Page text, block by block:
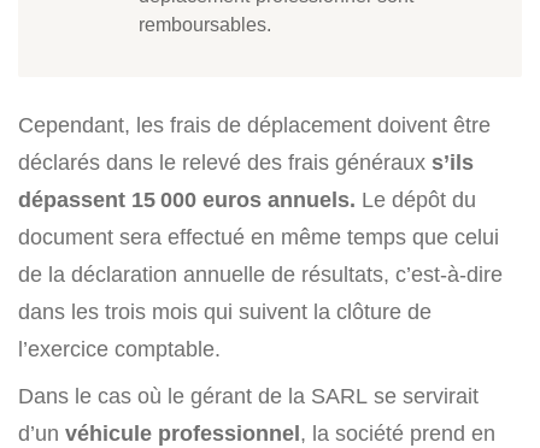
remboursables.
Cependant, les frais de déplacement doivent être
déclarés dans le relevé des frais généraux s’ils
dépassent 15 000 euros annuels. Le dépôt du
document sera effectué en même temps que celui
de la déclaration annuelle de résultats, c’est-à-dire
dans les trois mois qui suivent la clôture de
l’exercice comptable.
Dans le cas où le gérant de la SARL se servirait
d’un véhicule professionnel, la société prend en